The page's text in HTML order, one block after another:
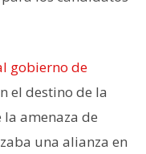
gobierno de
el destino de la
amenaza de
una alianza en